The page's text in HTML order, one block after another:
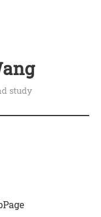
study